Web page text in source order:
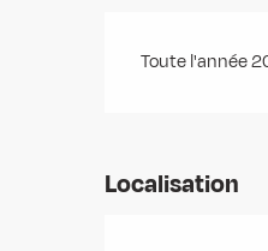
Toute l'année
Localisation